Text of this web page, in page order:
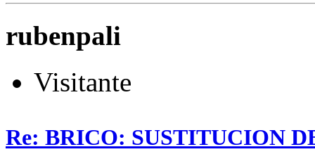
rubenpali
Visitante
Re: BRICO: SUSTITUCION